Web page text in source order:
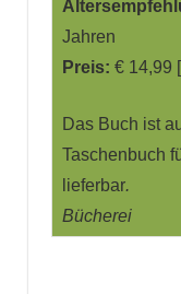
Jahren
Preis:€ 14,99
Das Buch ist
Taschenbuch
lieferbar.
Bücherei